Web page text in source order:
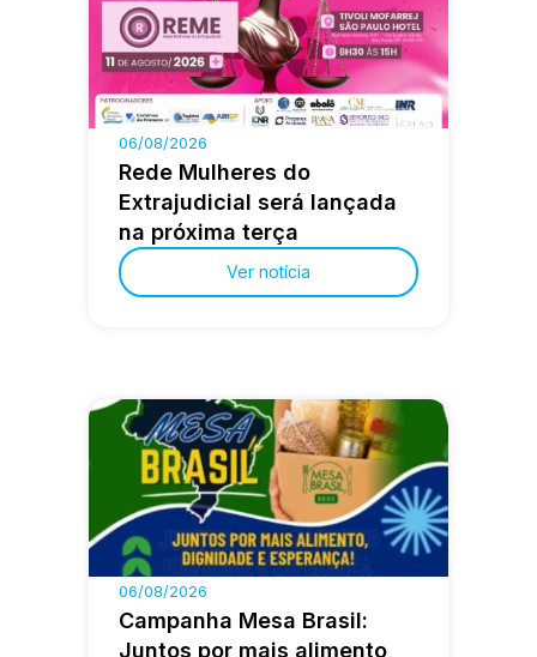
06/08/2026
Rede Mulheres do
Extrajudicial será lançada
na próxima terça
Ver notícia
06/08/2026
Campanha Mesa Brasil:
Juntos por mais alimento,